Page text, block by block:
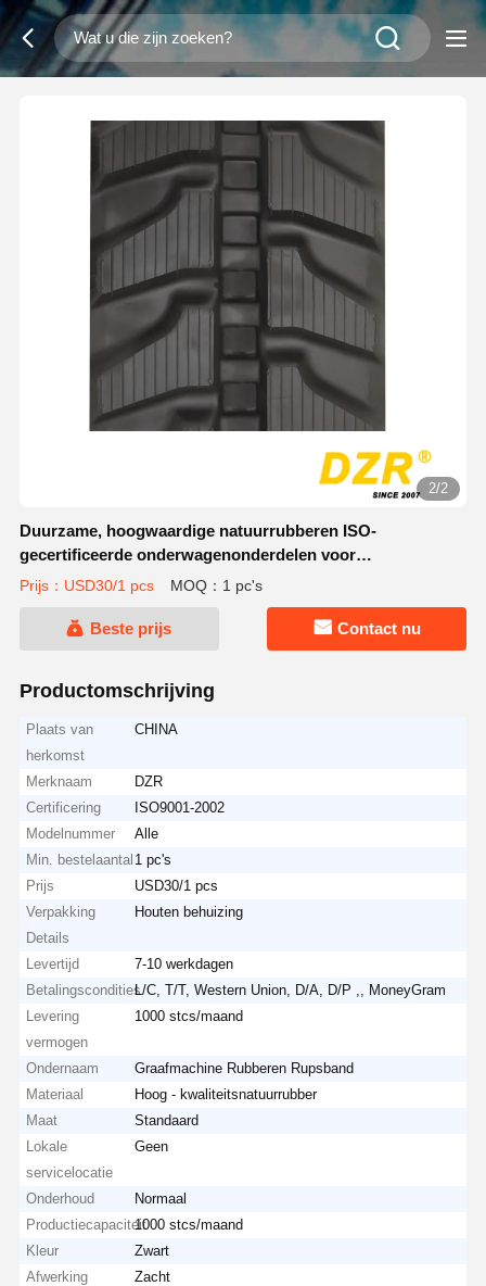
2/2
Duurzame, hoogwaardige natuurrubberen ISO-
gecertificeerde onderwagenonderdelen voor
graafmachines, rubberen rupsband
Prijs：USD30/1 pcs MOQ：1 pc's
Beste prijs Contact nu
Productomschrijving
Plaats van
herkomst
CHINA
Merknaam
DZR
Certificering
ISO9001-2002
Modelnummer
Alle
Min. bestelaantal 1 pc's
Prijs
USD30/1 pcs
Verpakking
Details
Houten behuizing
Levertijd
7-10 werkdagen
BetalingsconditiesL/C, T/T, Western Union, D/A, D/P ,, MoneyGram
Levering
vermogen
1000 stcs/maand
Ondernaam
Graafmachine Rubberen Rupsband
Materiaal
Hoog - kwaliteitsnatuurrubber
Maat
Standaard
Lokale
servicelocatie
Geen
Onderhoud
Normaal
Productiecapaciteit1000 stcs/maand
Kleur
Zwart
Afwerking
Zacht